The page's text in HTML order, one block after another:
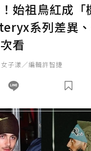
始祖鳥紅成「
系列差異
看
女子漾／編輯許智捷